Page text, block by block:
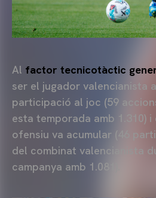
Al factor tecnicotàctic
ser el jugador valencianista
participació al joc (59
esta temporada amb 1.310) i
ofensiu va acumular (46
del combinat valencianista
campanya amb 1.081).